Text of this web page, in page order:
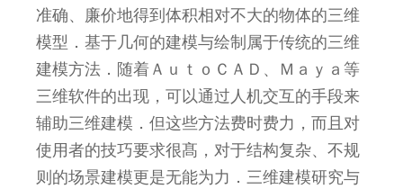
准确、廉价地得到体积相对不大的物体的三维
模型．基于几何的建模与绘制属于传统的三维
建模方法．随着ＡｕｔｏＣＡＤ、Ｍａｙａ等
三维软件的出现，可以通过人机交互的手段来
辅助三维建模．但这些方法费时费力，而且对
使用者的技巧要求很髙，对于结构复杂、不规
则的场景建模更是无能为力．三维建模研究与